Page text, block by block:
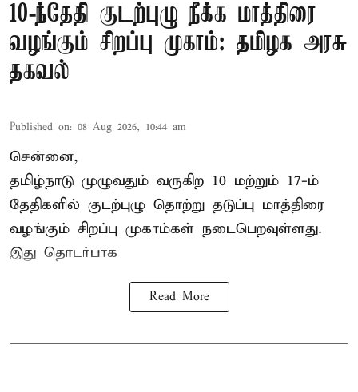
10-ந்தேதி குடற்புழு நீக்க மாத்திரை
வழங்கும் சிறப்பு முகாம்: தமிழக அரசு
தகவல்
Published on: 08 Aug 2026, 10:44 am
சென்னை,
தமிழ்நாடு முழுவதும் வருகிற 10 மற்றும் 17-ம்
தேதிகளில் குடற்புழு தொற்று தடுப்பு மாத்திரை
வழங்கும் சிறப்பு முகாம்கள் நடைபெறவுள்ளது.
இது தொடர்பாக
Read More